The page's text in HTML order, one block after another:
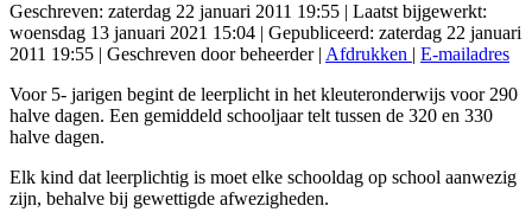
Geschreven: zaterdag 22 januari 2011 19:55 | Laatst bijgewerkt:
woensdag 13 januari 2021 15:04 | Gepubliceerd: zaterdag 22 januari
2011 19:55 | Geschreven door beheerder| Afdrukken | E-mailadres
Voor 5- jarigen begint de leerplicht in het kleuteronderwijs voor 290
halve dagen. Een gemiddeld schooljaar telt tussen de 320 en 330
halve dagen.
Elk kind dat leerplichtig is moet elke schooldag op school aanwezig
zijn, behalve bij gewettigde afwezigheden.